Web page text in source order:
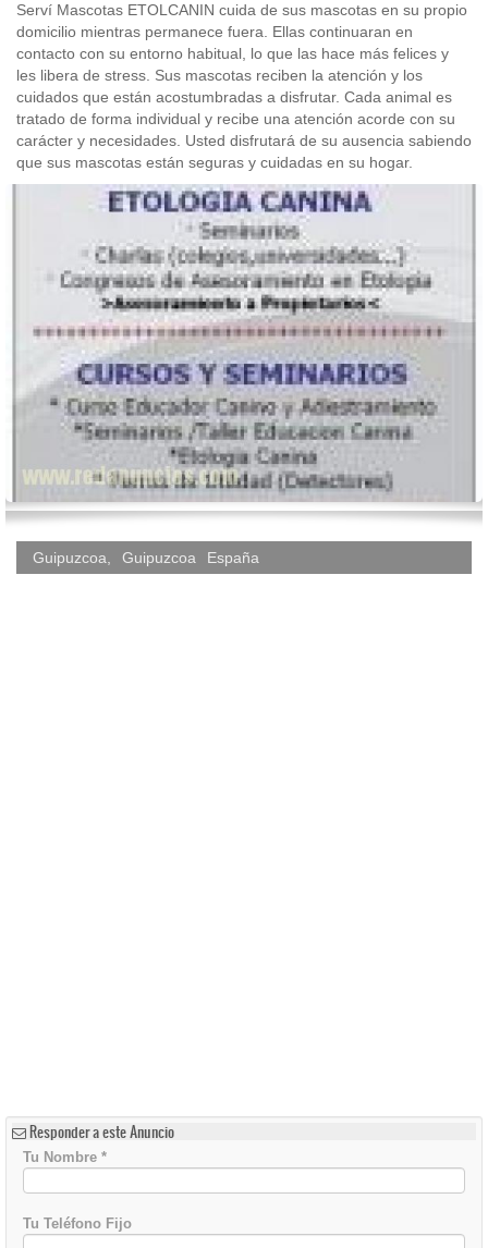
external)
Serví Mascotas ETOLCANIN cuida de sus mascotas en su propio
domicilio mientras permanece fuera. Ellas continuaran en
contacto con su entorno habitual, lo que las hace más felices y
les libera de stress. Sus mascotas reciben la atención y los
cuidados que están acostumbradas a disfrutar. Cada animal es
tratado de forma individual y recibe una atención acorde con su
carácter y necesidades. Usted disfrutará de su ausencia sabiendo
que sus mascotas están seguras y cuidadas en su hogar.
Guipuzcoa Guipuzcoa España
Responder a este Anuncio
Tu Nombre *
Tu Teléfono Fijo